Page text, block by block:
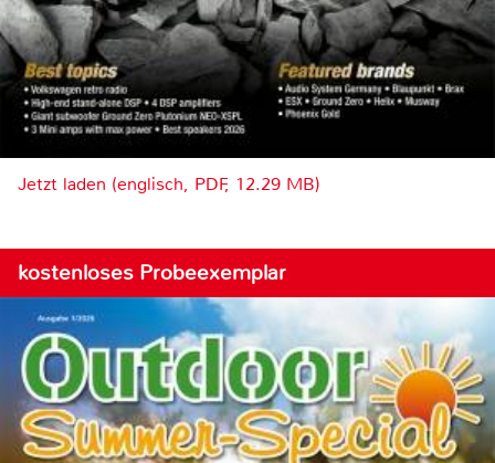
Jetzt laden (englisch, PDF, 12.29 MB)
kostenloses Probeexemplar